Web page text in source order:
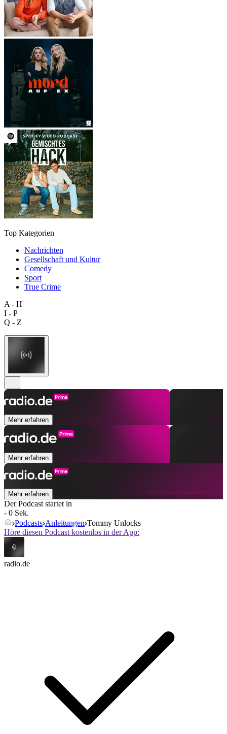
Top Kategorien
Nachrichten
Gesellschaft und Kultur
Comedy
Sport
True Crime
A - H
I - P
Q - Z
Mehr erfahren
Mehr erfahren
Mehr erfahren
Der Podcast startet in
- 0 Sek.
Podcasts Anleitungen Tommy Unlocks
Höre diesen Podcast kostenlos in der App:
radio.de